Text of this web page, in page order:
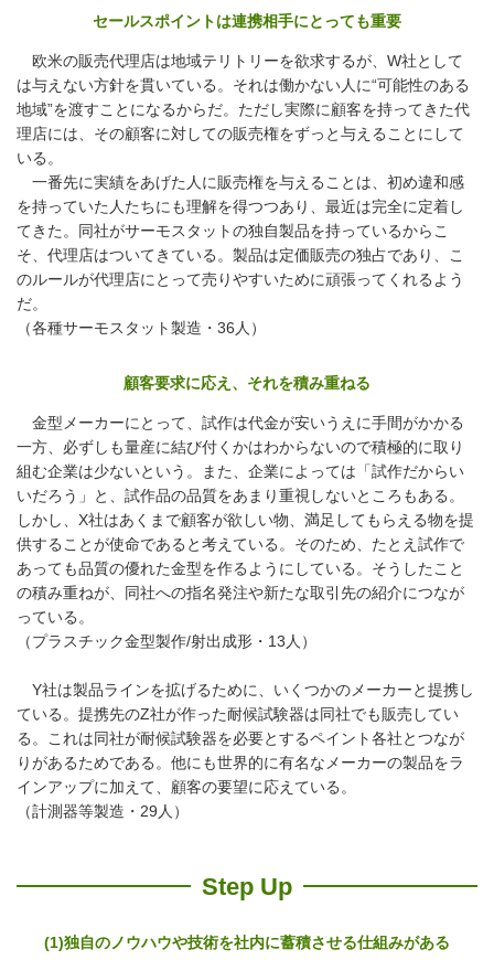
セールスポイントは連携相手にとっても重要
欧米の販売代理店は地域テリトリーを欲求するが、W社として
は与えない方針を貫いている。それは働かない人に“可能性のある
地域”を渡すことになるからだ。ただし実際に顧客を持ってきた代
理店には、その顧客に対しての販売権をずっと与えることにして
いる。
一番先に実績をあげた人に販売権を与えることは、初め違和感
を持っていた人たちにも理解を得つつあり、最近は完全に定着し
てきた。同社がサーモスタットの独自製品を持っているからこ
そ、代理店はついてきている。製品は定価販売の独占であり、こ
のルールが代理店にとって売りやすいために頑張ってくれるよう
だ。
（各種サーモスタット製造・36人）
顧客要求に応え、それを積み重ねる
金型メーカーにとって、試作は代金が安いうえに手間がかかる
一方、必ずしも量産に結び付くかはわからないので積極的に取り
組む企業は少ないという。また、企業によっては「試作だからい
いだろう」と、試作品の品質をあまり重視しないところもある。
しかし、X社はあくまで顧客が欲しい物、満足してもらえる物を提
供することが使命であると考えている。そのため、たとえ試作で
あっても品質の優れた金型を作るようにしている。そうしたこと
の積み重ねが、同社への指名発注や新たな取引先の紹介につなが
っている。
（プラスチック金型製作/射出成形・13人）
Y社は製品ラインを拡げるために、いくつかのメーカーと提携し
ている。提携先のZ社が作った耐候試験器は同社でも販売してい
る。これは同社が耐候試験器を必要とするペイント各社とつなが
りがあるためである。他にも世界的に有名なメーカーの製品をラ
インアップに加えて、顧客の要望に応えている。
（計測器等製造・29人）
Step Up
(1)独自のノウハウや技術を社内に蓄積させる仕組みがある